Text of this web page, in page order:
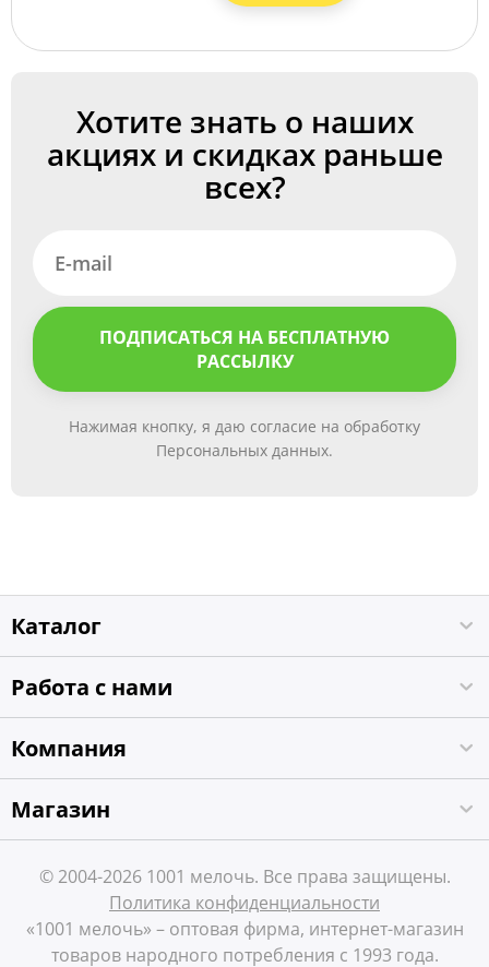
Хотите знать о наших
акциях и скидках раньше
всех?
ПОДПИСАТЬСЯ НА БЕСПЛАТНУЮ
РАССЫЛКУ
Нажимая кнопку, я даю согласие на обработку
Персональных данных.
Каталог
Работа с нами
Компания
Магазин
© 2004-2026 1001 мелочь. Все права защищены.
Политика конфиденциальности
«1001 мелочь» – оптовая фирма, интернет-магазин
товаров народного потребления с 1993 года.